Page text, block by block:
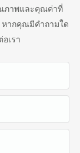
ภาพและคุณค่าที่
ากคุณมีคำถามใด
เรา